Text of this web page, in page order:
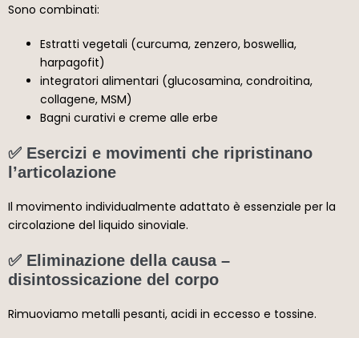
Sono combinati:
Estratti vegetali (curcuma, zenzero, boswellia,
harpagofit)
integratori alimentari (glucosamina, condroitina,
collagene, MSM)
Bagni curativi e creme alle erbe
✅ Esercizi e movimenti che ripristinano
l’articolazione
Il movimento individualmente adattato è essenziale per la
circolazione del liquido sinoviale.
✅ Eliminazione della causa –
disintossicazione del corpo
Rimuoviamo metalli pesanti, acidi in eccesso e tossine.